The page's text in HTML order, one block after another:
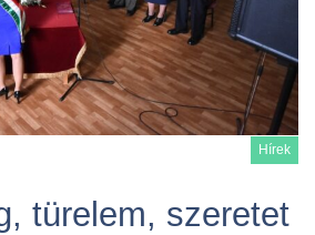
Hírek
türelem, szeretet